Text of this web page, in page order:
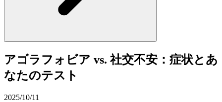
アゴラフォビア vs. 社交不安：症状とあ
なたのテスト
2025/10/11